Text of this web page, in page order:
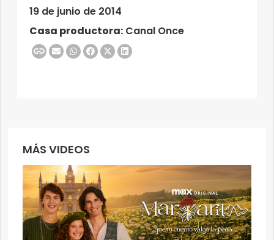
19 de junio de 2014
Casa productora: Canal Once
MÁS VIDEOS